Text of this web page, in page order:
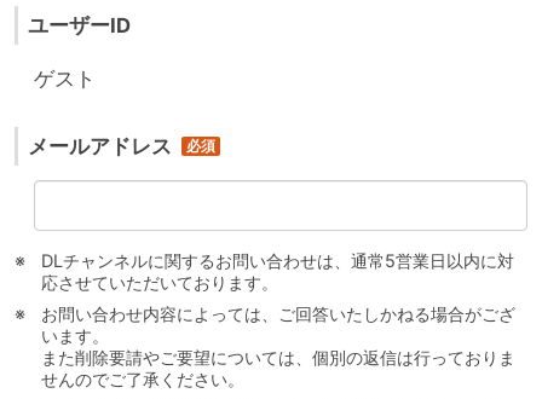
ユーザーID
ゲスト
メールアドレス
DLチャンネルに関するお問い合わせは、通常5営業日以内に対
応させていただいております。
お問い合わせ内容によっては、ご回答いたしかねる場合がござ
います。
また削除要請やご要望については、個別の返信は行っておりま
せんのでご了承ください。